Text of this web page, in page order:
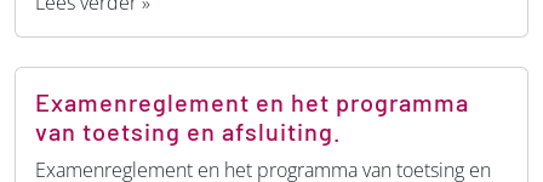
Examenreglement en het programma
van toetsing en afsluiting.
Examenreglement en het programma van toetsing en